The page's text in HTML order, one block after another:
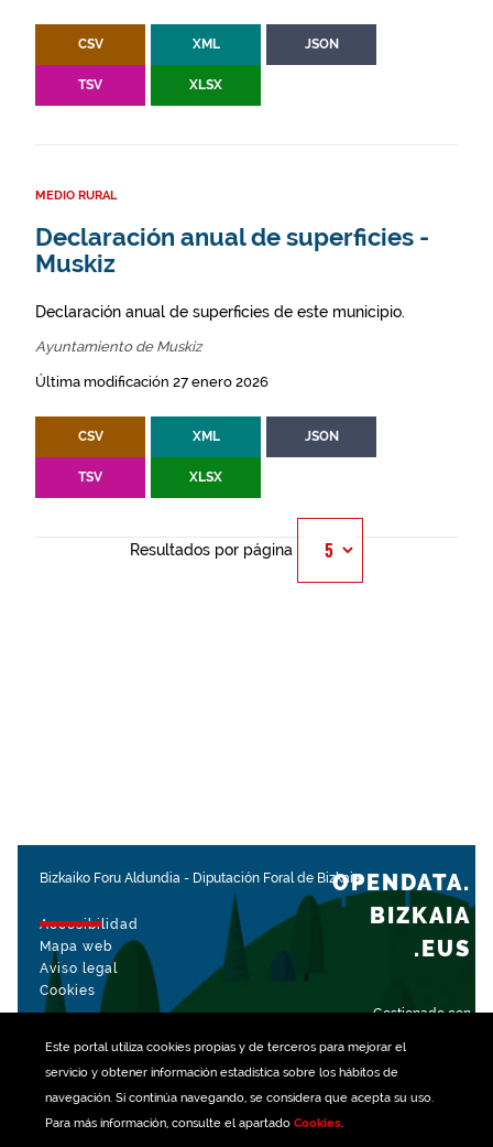
Este portal utiliza cookiespropias y de terceros para mejorar el
servicio y obtener información estadística sobre los hábitos de
navegación. Si continúa navegando, se considera que acepta su uso.
Para más información, consulte el apartado Cookies.
CSV XML JSON
TSV XLSX
MEDIO RURAL
Declaración anual de superficies -
Muskiz
Declaración anual de superficies de este municipio.
Ayuntamiento de Muskiz
Última modificación 27 enero 2026
CSV XML JSON
TSV XLSX
Resultados por página
Bizkaiko Foru Aldundia - Diputación Foral de Bizkaia
Accesibilidad
Mapa web
Aviso legal
Cookies
Gestionado con
OPENDATA.
BIZKAIA
.EUS